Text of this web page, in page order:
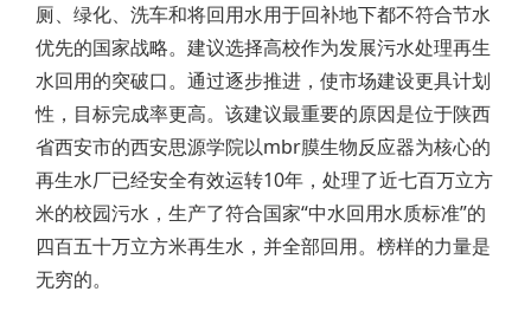
厕、绿化、洗车和将回用水用于回补地下都不符合节水
优先的国家战略。建议选择高校作为发展污水处理再生
水回用的突破口。通过逐步推进，使市场建设更具计划
性，目标完成率更高。该建议最重要的原因是位于陕西
省西安市的西安思源学院以mbr膜生物反应器为核心的
再生水厂已经安全有效运转10年，处理了近七百万立方
米的校园污水，生产了符合国家“中水回用水质标准”的
四百五十万立方米再生水，并全部回用。榜样的力量是
无穷的。